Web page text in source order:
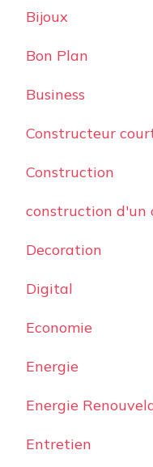
Bijoux
Bon Plan
Business
Constructeur
Construction
construction d'un
Decoration
Digital
Economie
Energie
Energie
Entretien